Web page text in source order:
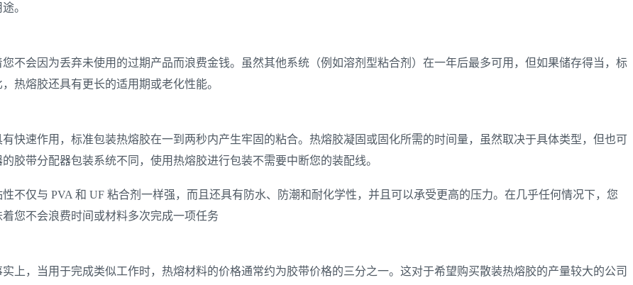
。
不会因为丢弃未使用的过期产品而浪费金钱。虽然其他系统（例如溶剂型粘合剂）在一年后最多可用，但如果储存得当，标
热熔胶还具有更长的适用期或老化性能。
快速作用，标准包装热熔胶在一到两秒内产生牢固的粘合。热熔胶凝固或固化所需的时间量，虽然取决于具体类型，但也可
胶带分配器包装系统不同，使用热熔胶进行包装不需要中断您的装配线。
不仅与 PVA 和 UF 粘合剂一样强，而且还具有防水、防潮和耐化学性，并且可以承受更高的压力。在几乎任何情况下，您
您不会浪费时间或材料多次完成一项任务
上，当用于完成类似工作时，热熔材料的价格通常约为胶带价格的三分之一。这对于希望购买散装热熔胶的产量较大的公司